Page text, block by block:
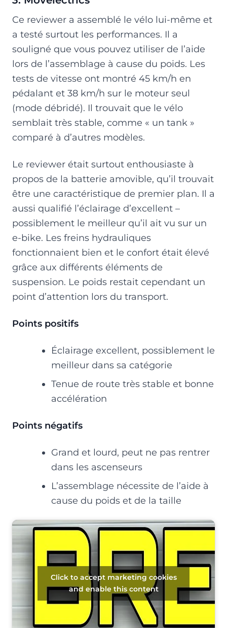
Ce reviewer a assemblé le vélo lui-même et
a testé surtout les performances. Il a
souligné que vous pouvez utiliser de l’aide
lors de l’assemblage à cause du poids. Les
tests de vitesse ont montré 45 km/h en
pédalant et 38 km/h sur le moteur seul
(mode débridé). Il trouvait que le vélo
semblait très stable, comme « un tank »
comparé à d’autres modèles.
Le reviewer était surtout enthousiaste à
propos de la batterie amovible, qu’il trouvait
être une caractéristique de premier plan. Il a
aussi qualifié l’éclairage d’excellent –
possiblement le meilleur qu’il ait vu sur un
e-bike. Les freins hydrauliques
fonctionnaient bien et le confort était élevé
grâce aux différents éléments de
suspension. Le poids restait cependant un
point d’attention lors du transport.
Points positifs
Éclairage excellent, possiblement le
meilleur dans sa catégorie
Tenue de route très stable et bonne
accélération
Points négatifs
Grand et lourd, peut ne pas rentrer
dans les ascenseurs
L’assemblage nécessite de l’aide à
cause du poids et de la taille
Click to accept marketing cookies
and enable this content